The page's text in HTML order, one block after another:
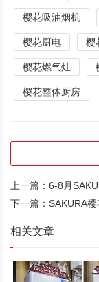
樱花吸油烟机
樱花厨电 樱
樱花燃气灶
樱花整体厨房
上一篇： 6-8月
下一篇： SAKURA
相关文章